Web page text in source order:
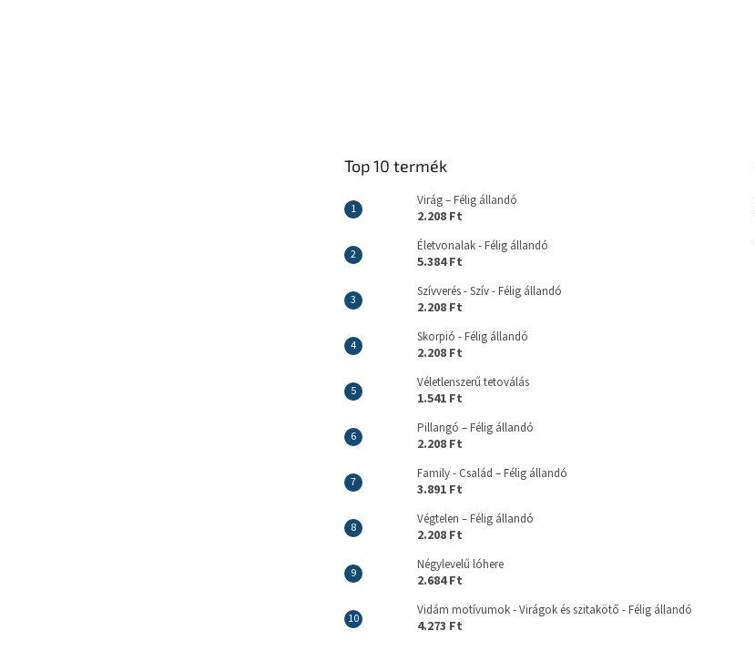
Top 10 termék
Virág – Félig állandó
2.208 Ft
Életvonalak - Félig állandó
5.384 Ft
Szívverés - Szív - Félig állandó
2.208 Ft
Skorpió - Félig állandó
2.208 Ft
Véletlenszerű tetoválás
1.541 Ft
Pillangó – Félig állandó
2.208 Ft
Family - Család – Félig állandó
3.891 Ft
Végtelen – Félig állandó
2.208 Ft
Négylevelű lóhere
2.684 Ft
Vidám motívumok - Virágok és szitakötő - Félig állandó
4.273 Ft